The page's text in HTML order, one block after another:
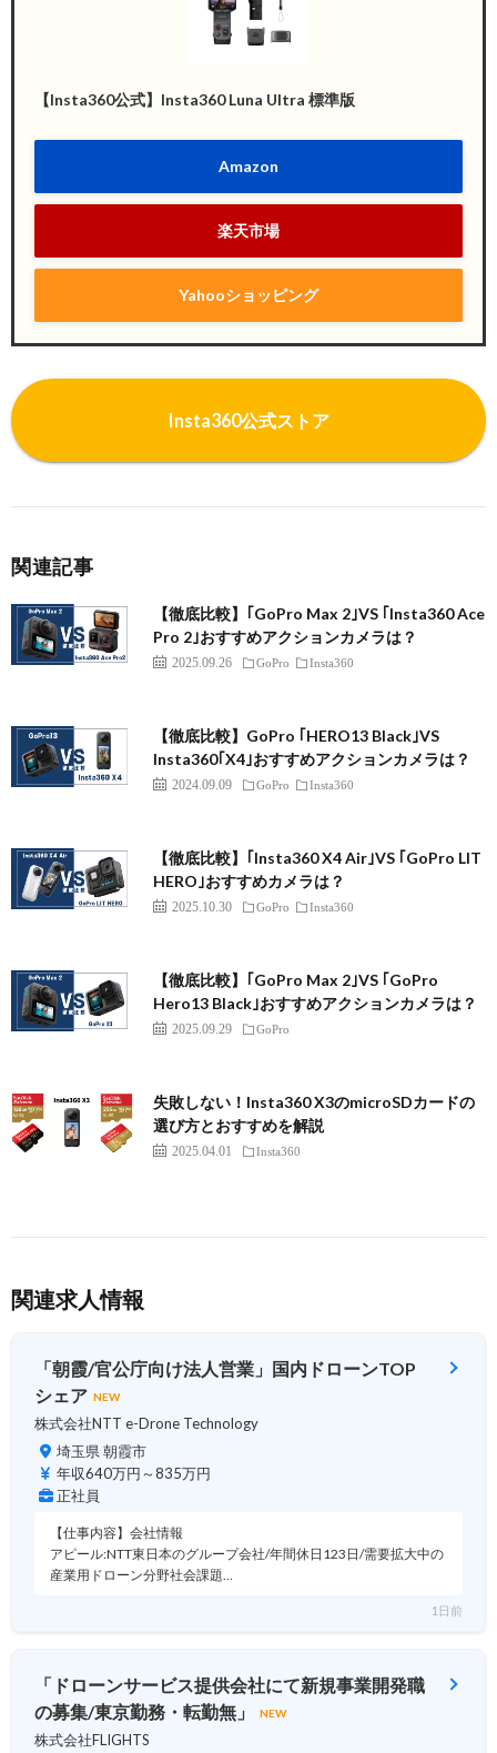
【Insta360公式】Insta360 Luna Ultra 標準版
Amazon
楽天市場
Yahooショッピング
Insta360公式ストア
関連記事
【徹底比較】｢GoPro Max 2｣VS ｢Insta360 Ace
Pro 2｣おすすめアクションカメラは？
2025.09.26 GoPro Insta360
【徹底比較】GoPro ｢HERO13 Black｣VS
Insta360｢X4｣おすすめアクションカメラは？
2024.09.09 GoPro Insta360
【徹底比較】｢Insta360 X4 Air｣VS ｢GoPro LIT
HERO｣おすすめカメラは？
2025.10.30 GoPro Insta360
【徹底比較】｢GoPro Max 2｣VS ｢GoPro
Hero13 Black｣おすすめアクションカメラは？
2025.09.29 GoPro
失敗しない！Insta360 X3のmicroSDカードの
選び方とおすすめを解説
2025.04.01 Insta360
関連求人情報
「朝霞/官公庁向け法人営業」国内ドローンTOP
シェア NEW
株式会社NTT e-Drone Technology
埼玉県 朝霞市
年収640万円～835万円
正社員
【仕事内容】会社情報
アピール:NTT東日本のグループ会社/年間休日123日/需要拡大中の
産業用ドローン分野社会課題…
1日前
「ドローンサービス提供会社にて新規事業開発職
の募集/東京勤務・転勤無」
NEW
株式会社FLIGHTS